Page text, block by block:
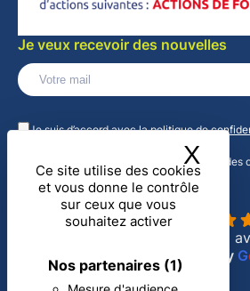
Ce site utilise des cookies
et vous donne le contrôle
sur ceux que vous
souhaitez activer
Nos partenaires (1)
X
Je veux recevoir des nouvelles
laisser
vide.
Je suis d’accord avec lapolitique de
J'accepte de recevoir des informations des
d'ADN CSE
ADN CSE
4.3
Basé sur 16
powered by G